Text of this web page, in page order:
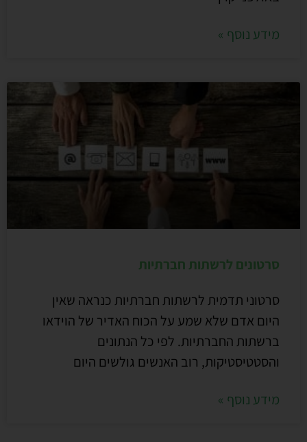
מידע נוסף »
סרטונים לרשתות חברתיות
סרטוני תדמית לרשתות חברתיות כנראה שאין
היום אדם שלא שמע על הכוח האדיר של הוידאו
ברשתות החברתיות. לפי כל הנתונים
והסטטיסטיקות, רוב האנשים גולשים היום
מידע נוסף »